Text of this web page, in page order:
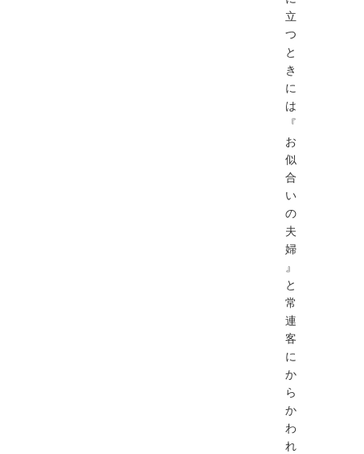
立
つ
と
き
に
は
『
お
似
合
い
の
夫
婦
』
と
常
連
客
に
か
ら
か
わ
れ